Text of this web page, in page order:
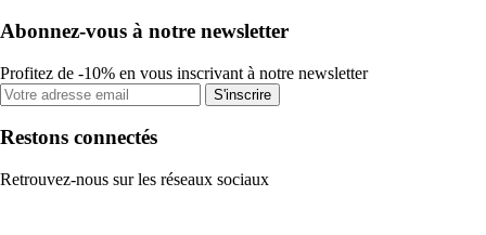
Abonnez-vous à notre newsletter
Profitez de -10% en vous inscrivant à notre newsletter
S'inscrire
Restons connectés
Retrouvez-nous sur les réseaux sociaux